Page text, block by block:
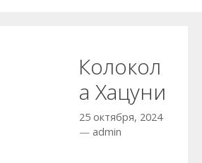
Колокол
а Хацуни
25 октября, 2024
— admin